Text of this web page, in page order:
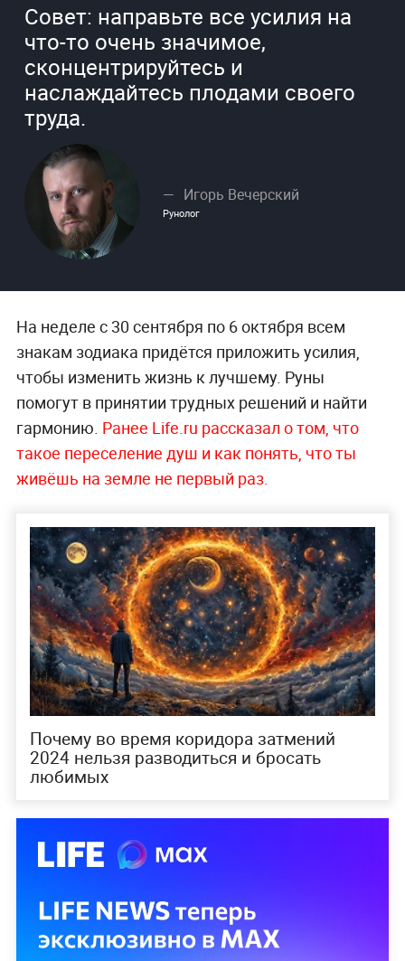
Совет: направьте все усилия на
что-то очень значимое,
сконцентрируйтесь и
наслаждайтесь плодами своего
труда.
Игорь Вечерский
Рунолог
На неделе с 30 сентября по 6 октября всем
знакам зодиака придётся приложить усилия,
чтобы изменить жизнь к лучшему. Руны
помогут в принятии трудных решений и найти
гармонию. Ранее Life.ru рассказал о том, что
такое переселение душ и как понять, что ты
живёшь на земле не первый раз.
Почему во время коридора затмений
2024 нельзя разводиться и бросать
любимых